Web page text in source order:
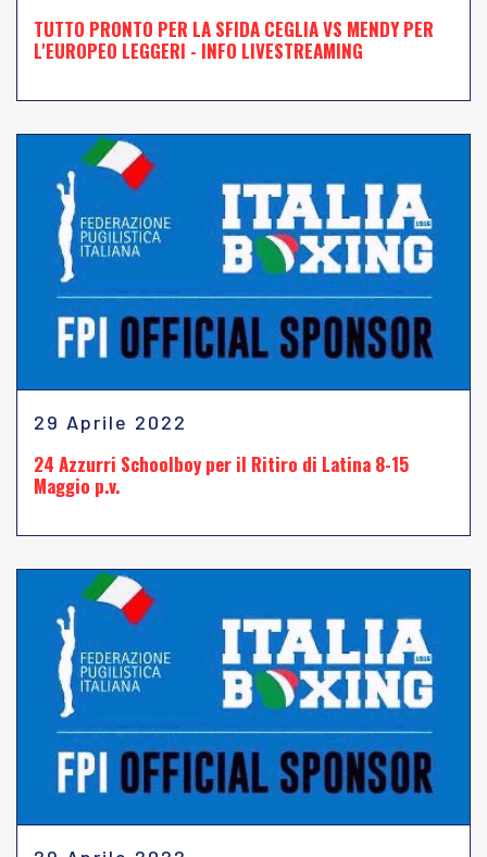
TUTTO PRONTO PER LA SFIDA CEGLIA VS MENDY PER
L'EUROPEO LEGGERI - INFO LIVESTREAMING
29 Aprile 2022
24 Azzurri Schoolboy per il Ritiro di Latina 8-15
Maggio p.v.